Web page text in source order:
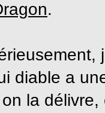
.
diable a
la